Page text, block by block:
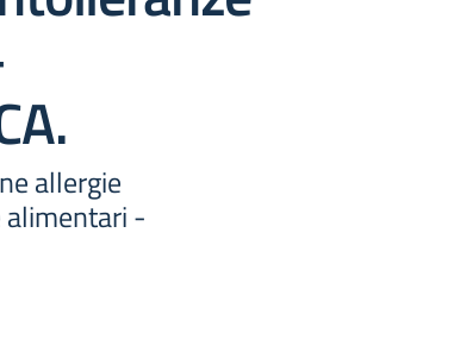
allergie
-